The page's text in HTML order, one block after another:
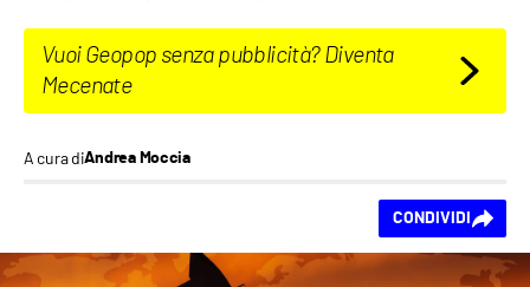
Vuoi Geopop senza pubblicità? Diventa
Mecenate
A cura diAndrea Moccia
CONDIVIDI